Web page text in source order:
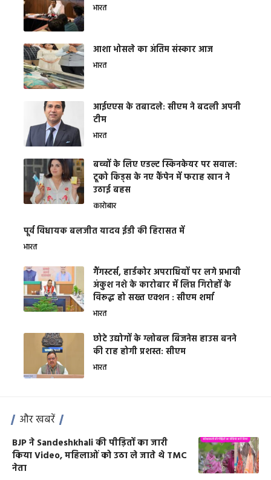
भारत
आशा भोसले का अंतिम संस्कार आज
भारत
आईएएस के तबादले: सीएम ने बदली अपनी
टीम
भारत
बच्चों के लिए एडल्ट स्किनकेयर पर सवाल:
टूको किड्स के नए कैंपेन में फराह खान ने
उठाई बहस
कारोबार
पूर्व विधायक बलजीत यादव ईडी की हिरासत में
भारत
गैंगस्टर्स, हार्डकोर अपराधियों पर लगे प्रभावी
अंकुश नशे के कारोबार में लिप्त गिरोहों के
विरूद्ध हो सख्त एक्शन : सीएम शर्मा
भारत
छोटे उद्योगों के ग्लोबल बिजनेस हाउस बनने
की राह होगी प्रशस्त: सीएम
भारत
और खबरें
BJP ने Sandeshkhali की पीड़ितों का जारी
किया Video, महिलाओं को उठा ले जाते थे TMC
नेता